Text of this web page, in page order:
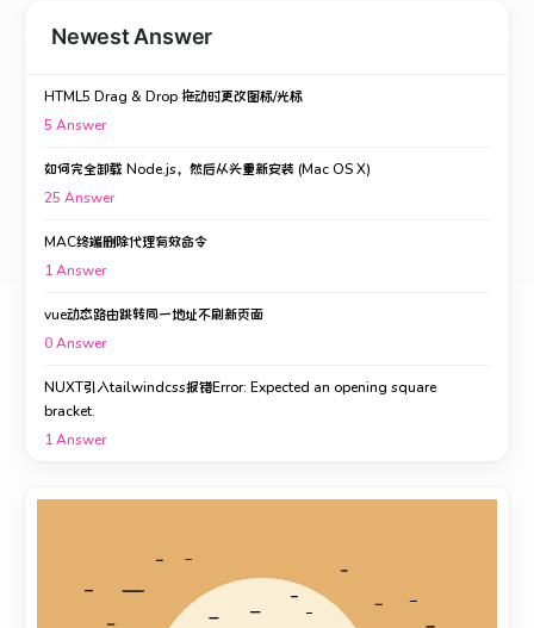
Newest Answer
HTML5 Drag & Drop 拖动时更改图标/光标
5 Answer
如何完全卸载 Node.js，然后从头重新安装 (Mac OS X)
25 Answer
MAC终端删除代理有效命令
1Answer
vue动态路由跳转同一地址不刷新页面
0Answer
NUXT引入tailwindcss报错Error: Expected an opening square
bracket.
1Answer